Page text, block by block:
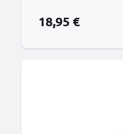
18,95 €